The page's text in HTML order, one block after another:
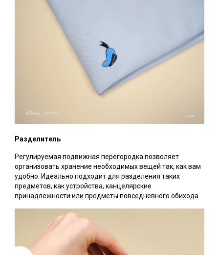
Разделитель
Регулируемая подвижная перегородка позволяет
организовать хранение необходимых вещей так, как вам
удобно. Идеально подходит для разделения таких
предметов, как устройства, канцелярские
принадлежности или предметы повседневного обихода.